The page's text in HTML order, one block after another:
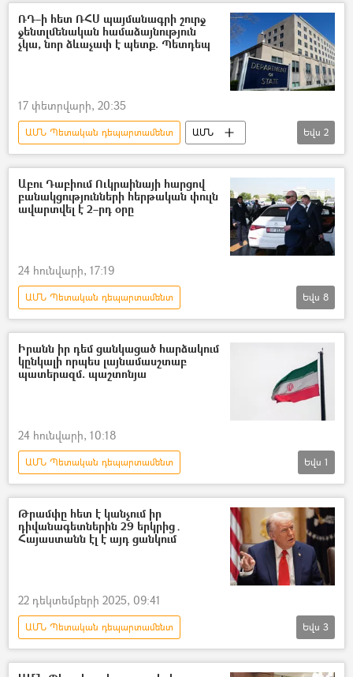
ՌԴ–ի հետ ՌՀՍ պայմանագրի շուրջ
ջենտլմենական համաձայնություն
չկա, նոր ձևաչափ է պետք. Պետդեպ
17 փետրվարի, 20:35
ԱՄՆ Պետական դեպարտամենտ
ԱՄՆ
Ռուսաստան
Պայմանագիր
Եվս 2
Աբու Դաբիում Ուկրաինայի հարցով
բանակցությունների հերթական փուլն
ավարտվել է 2–րդ օրը
24 հունվարի, 17:19
ԱՄՆ Պետական դեպարտամենտ
Դոնբասի պաշտպանություն. ՌԴ–ի ռազմական հատուկ գործողությունը Ուկրաինայում
բանակցություններ
Հատուկ ռազմական գործողություն
Ուկրաինա
Եվս 8
Իրանն իր դեմ ցանկացած հարձակում
կընկալի որպես լայնամասշտաբ
պատերազմ. պաշտոնյա
24 հունվարի, 10:18
ԱՄՆ Պետական դեպարտամենտ
Դոնալդ Թրամփ
Իրանի Իսլամական Հանրապետություն
Եվս 1
Թրամփը հետ է կանչում իր
դիվանագետներին 29 երկրից․
Հայաստանն էլ է այդ ցանկում
22 դեկտեմբերի 2025, 09:41
ԱՄՆ Պետական դեպարտամենտ
Դոնալդ Թրամփ
ԱՄՆ
Հայաստան
Դեսպան
Եվս 3